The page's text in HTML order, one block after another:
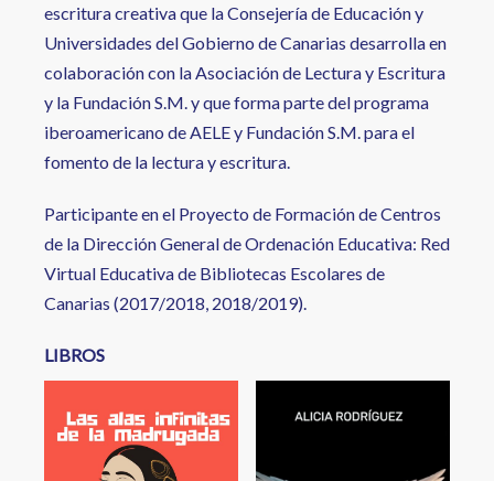
escritura creativa que la Consejería de Educación y
Universidades del Gobierno de Canarias desarrolla en
colaboración con la Asociación de Lectura y Escritura
y la Fundación S.M. y que forma parte del programa
iberoamericano de AELE y Fundación S.M. para el
fomento de la lectura y escritura.
Participante en el Proyecto de Formación de Centros
de la Dirección General de Ordenación Educativa: Red
Virtual Educativa de Bibliotecas Escolares de
Canarias (2017/2018, 2018/2019).
LIBROS